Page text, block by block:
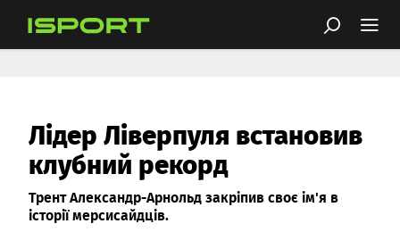
Лідер Ліверпуля встановив
клубний рекорд
Трент Александр-Арнольд закріпив своє ім'я в
історії мерсисайдців.